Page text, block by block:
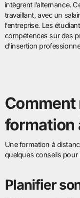
intègrent l’alternance.
travaillant, avec un
l’entreprise. Les
compétences sur des
d’insertion
Comment
formation
Une formation à
quelques conseils pour
Planifier